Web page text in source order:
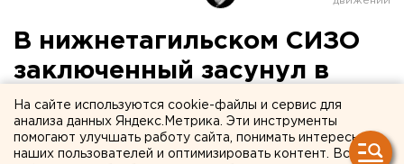
В нижнетагильском СИЗО
заключенный засунул в
себя телефон
Мобильник нашли в прямой кишке мужчины.
На сайте используются cookie-файлы и сервис для
анализа данных Яндекс.Метрика. Эти инструменты
помогают улучшать работу сайта, понимать интересы
наших пользователей и оптимизировать контент. Вся